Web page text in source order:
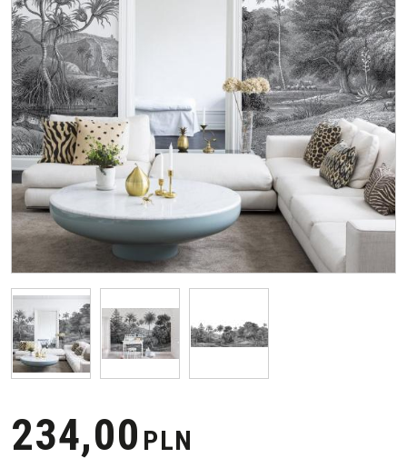
< >
234,00 PLN